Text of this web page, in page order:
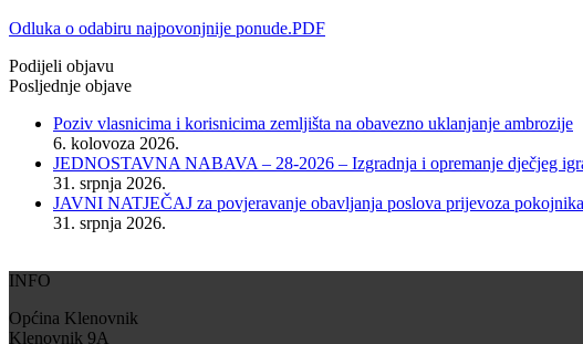
Odluka o odabiru najpovonjnije ponude.PDF
Podijeli objavu
Posljednje objave
Poziv vlasnicima i korisnicima zemljišta na obavezno uklanjanje ambrozije
6. kolovoza 2026.
JEDNOSTAVNA NABAVA – 28-2026 – Izgradnja i opremanje dječjeg
31. srpnja 2026.
JAVNI NATJEČAJ za povjeravanje obavljanja poslova prijevoza
31. srpnja 2026.
INFO
Općina Klenovnik
Klenovnik 9A